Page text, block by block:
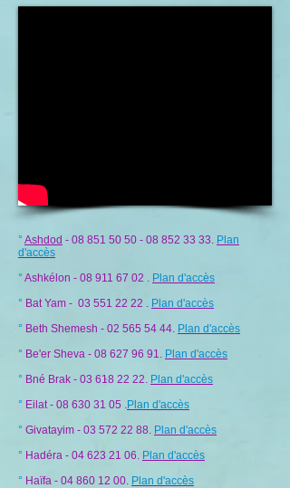
° Ashdod - 08 851 50 50 - 08 852 33 33. Plan
d'accès
° Ashkélon - 08 911 67 02 . Plan d'accès
° Bat Yam - 03 551 22 22 . Plan d'accès
° Beth Shemesh - 02 565 54 44. Plan d'accès
° Be'er Sheva - 08 627 96 91. Plan d'accès
° Bné Brak - 03 618 22 22. Plan d'accès
° Eilat - 08 630 31 05 .Plan d'accès
° Givatayim - 03 572 22 88​. Plan d'accès
​° Hadéra - 04 623 21 06. Plan d'accès
° Haïfa - 04 860 12 00. Plan d'accès